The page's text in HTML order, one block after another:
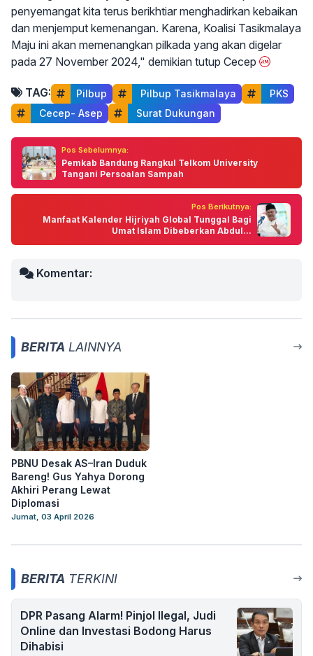
penyemangat kita terus berikhtiar menghadirkan kebaikan
dan menjemput kemenangan. Karena, Koalisi Tasikmalaya
Maju ini akan memenangkan pilkada yang akan digelar
pada 27 November 2024," demikian tutup Cecep
TAG: Pilbup Pilbup Tasikmalaya
PKS
Cecep- Asep
Surat Dukungan
Pos Sebelumnya:
Pemkab Bandung Rangkul Telkom University
Tangani Persoalan Sampah
Pos Berikutnya:
Manfaat Kalender Hijriyah Global Tunggal Bagi
Umat Islam Dibeberkan Abdul...
Komentar:
BERITA LAINNYA
PBNU Desak AS–Iran Duduk
Bareng! Gus Yahya Dorong
Akhiri Perang Lewat
Diplomasi
Jumat, 03 April 2026
BERITA TERKINI
DPR Pasang Alarm! Pinjol Ilegal, Judi
Online dan Investasi Bodong Harus
Dihabisi